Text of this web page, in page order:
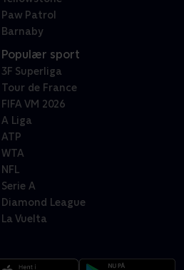
Paw Patrol
Barnaby
Populær sport
3F Superliga
Tour de France
FIFA VM 2026
A Liga
ATP
WTA
NFL
Serie A
Diamond League
La Vuelta